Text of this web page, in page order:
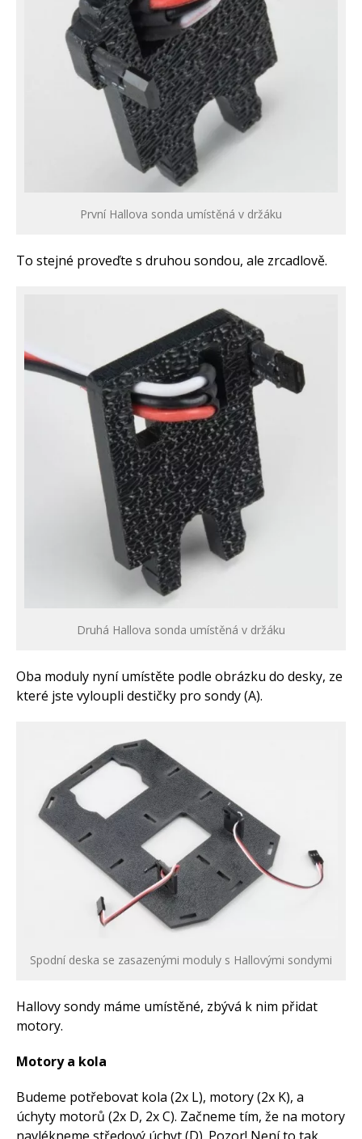
První Hallova sonda umístěná v držáku
To stejné proveďte s druhou sondou, ale zrcadlově.
Druhá Hallova sonda umístěná v držáku
Oba moduly nyní umístěte podle obrázku do desky, ze
které jste vyloupli destičky pro sondy (A).
Spodní deska se zasazenými moduly s Hallovými sondymi
Hallovy sondy máme umístěné, zbývá k nim přidat
motory.
Motory a kola
Budeme potřebovat kola (2x L), motory (2x K), a
úchyty motorů (2x D, 2x C). Začneme tím, že na motory